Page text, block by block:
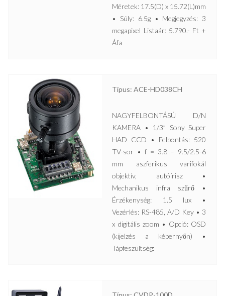
Méretek: 17.5(D) x 15.72(L)mm
• Súly: 6.5g • Megjegyzés: 3
megapixel Listaár: 5.790.- Ft +
Áfa
Típus: ACE-HD038CH
NAGYFELBONTÁSÚ D/N
KAMERA • 1/3” Sony Super
HAD CCD • Felbontás: 520
TV-sor • f = 3.8 – 9.5/2.5-6
mm aszferikus varifokál
objektív, autóírisz •
Mechanikus infra szűrő •
Érzékenység: 1.5 lux •
Vezérlés: RS-485, A/D Key • 3
x digitális zoom • Opció: OSD
(kijelzés a képernyőn) •
Tápfeszültség: